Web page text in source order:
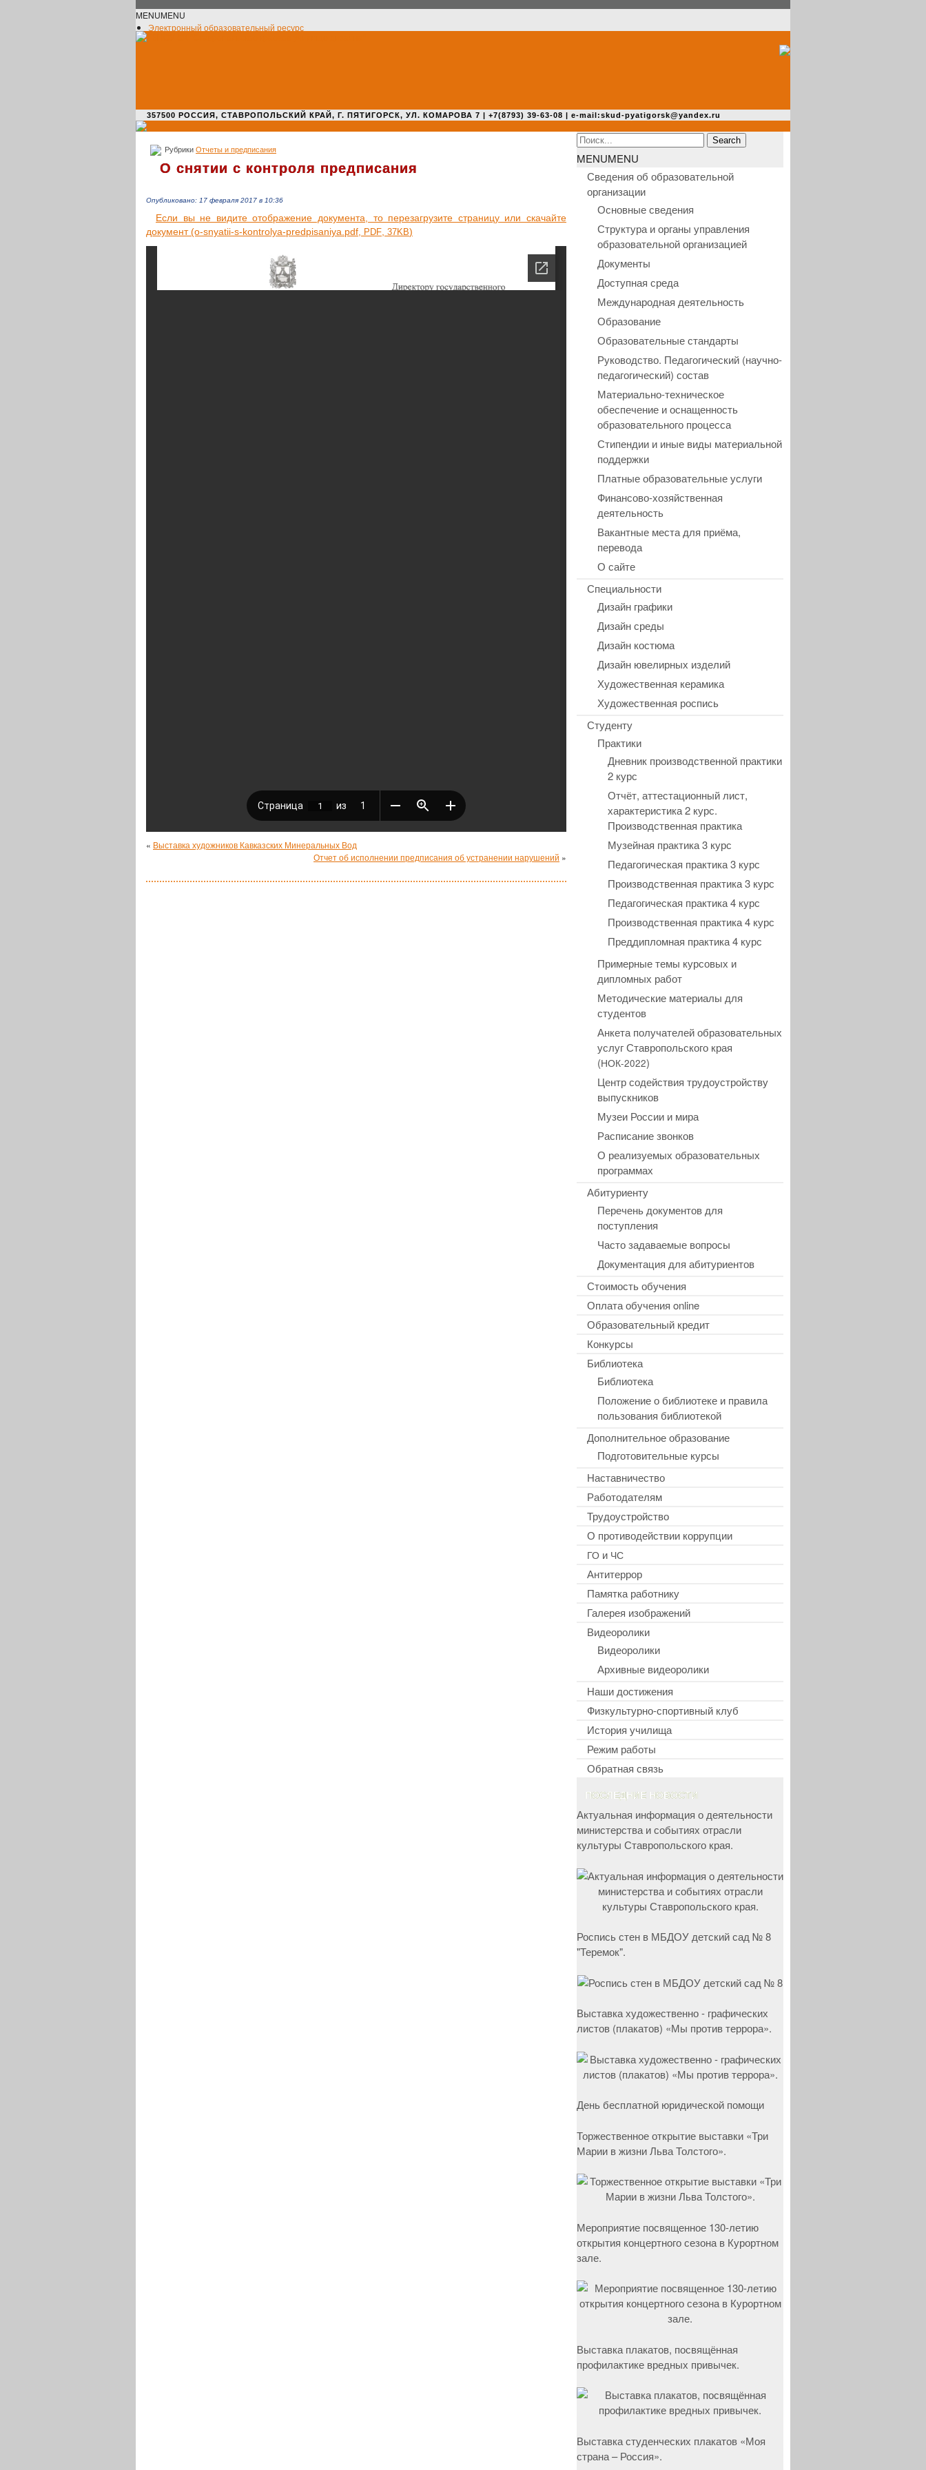
MENUMENU
Электронный образовательный ресурс
357500 РОССИЯ, СТАВРОПОЛЬСКИЙ КРАЙ, Г. ПЯТИГОРСК, УЛ. КОМАРОВА 7 | +7(8793) 39-63-08 | e-mail:skud-pyatigorsk@yandex.ru
Рубрики Отчеты и предписания
О снятии с контроля предписания
Опубликовано: 17 февраля 2017 в 10:36
Если вы не видите отоб­ра­же­ние доку­мен­та, то пере­за­гру­зи­те стра­ни­цу или ска­чай­те
доку­мент (o‑snyatii-s-kontrolya-predpisaniya.pdf,
PDF 37KB)
« Выставка художников Кавказских Минеральных Вод
Отчет об исполнении предписания об устранении нарушений »
Search
for:
MENUMENU
Сведения об образовательной
организации
Основные сведения
Структура и органы управления
образовательной организацией
Документы
Доступная среда
Международная деятельность
Образование
Образовательные стандарты
Руководство. Педагогический (научно-
педагогический) состав
Материально-техническое
обеспечение и оснащенность
образовательного процесса
Стипендии и иные виды материальной
поддержки
Платные образовательные услуги
Финансово-хозяйственная
деятельность
Вакантные места для приёма,
перевода
О сайте
Специальности
Дизайн графики
Дизайн среды
Дизайн костюма
Дизайн ювелирных изделий
Художественная керамика
Художественная роспись
Студенту
Практики
Дневник производственной практики
2 курс
Отчёт, аттестационный лист,
характеристика 2 курс.
Производственная практика
Музейная практика 3 курс
Педагогическая практика 3 курс
Производственная практика 3 курс
Педагогическая практика 4 курс
Производственная практика 4 курс
Преддипломная практика 4 курс
Примерные темы курсовых и
дипломных работ
Методические материалы для
студентов
Анкета получателей образовательных
услуг Ставропольского края
(НОК-2022)
Центр содействия трудоустройству
выпускников
Музеи России и мира
Расписание звонков
О реализуемых образовательных
программах
Абитуриенту
Перечень документов для
поступления
Часто задаваемые вопросы
Документация для абитуриентов
Стоимость обучения
Оплата обучения online
Образовательный кредит
Конкурсы
Библиотека
Библиотека
Положение о библиотеке и правила
пользования библиотекой
Дополнительное образование
Подготовительные курсы
Наставничество
Работодателям
Трудоустройство
О противодействии коррупции
ГО и ЧС
Антитеррор
Памятка работнику
Галерея изображений
Видеоролики
Видеоролики
Архивные видеоролики
Наши достижения
Физкультурно-спортивный клуб
История училища
Режим работы
Обратная связь
ПОСЛЕДНИЕ НОВОСТИ
Актуальная информация о деятельности
министерства и событиях отрасли
культуры Ставропольского края.
Роспись стен в МБДОУ детский сад № 8
"Теремок".
Выставка художественно - графических
листов (плакатов) «Мы против террора».
День бесплатной юридической помощи
Торжественное открытие выставки «Три
Марии в жизни Льва Толстого».
Мероприятие посвященное 130-летию
открытия концертного сезона в Курортном
зале.
Выставка плакатов, посвящённая
профилактике вредных привычек.
Выставка студенческих плакатов «Моя
страна – Россия».